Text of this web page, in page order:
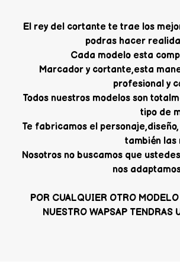
El rey del cortante te trae los
podras hacer
Cada modelo esta
Marcador y cortante,esta
profesional y
Todos nuestros modelos son
tipo de
Te fabricamos el
también las
Nosotros no buscamos que
nos
POR CUALQUIER OTRO
NUESTRO WAPSAP TENDRAS